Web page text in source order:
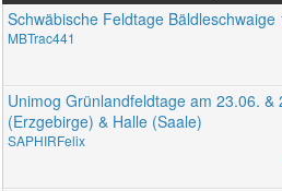
Schwäbische Feldtage
MBTrac441
Unimog Grünlandfeldtage am 23.06. &
(Erzgebirge) & Halle (Saale)
SAPHIRFelix